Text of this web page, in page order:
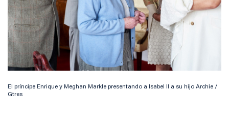
El príncipe Enrique y Meghan Markle presentando a Isabel II a su hijo Archie /
Gtres